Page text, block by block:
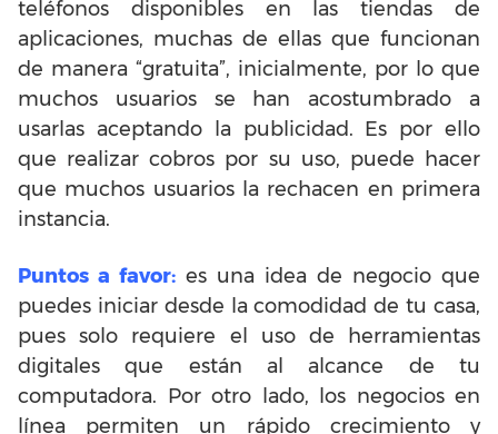
teléfonos disponibles en las tiendas de
aplicaciones, muchas de ellas que funcionan
de manera “gratuita”, inicialmente, por lo que
muchos usuarios se han acostumbrado a
usarlas aceptando la publicidad. Es por ello
que realizar cobros por su uso, puede hacer
que muchos usuarios la rechacen en primera
instancia.
Puntos a favor: es una idea de negocio que
puedes iniciar desde la comodidad de tu casa,
pues solo requiere el uso de herramientas
digitales que están al alcance de tu
computadora. Por otro lado, los negocios en
línea permiten un rápido crecimiento y